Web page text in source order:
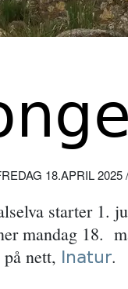
18.APRIL 2025
starter 1.
mandag 18.
nett, Inatur.